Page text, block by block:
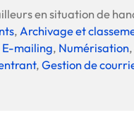
en situation de
, Archivage et
E-mailing, Numérisation,
,Gestion de